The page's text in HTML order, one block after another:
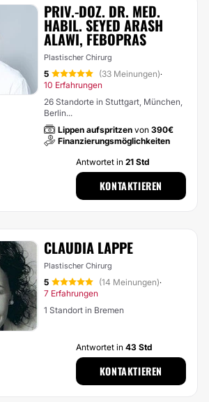
PRIV.-DOZ. DR. MED.
HABIL. SEYED ARASH
ALAWI, FEBOPRAS
Plastischer Chirurg
5 (33 Meinungen)·
10 Erfahrungen
26 Standorte in Stuttgart, München,
Berlin...
Lippen aufspritzen von 390€
Finanzierungsmöglichkeiten
Antwortet in 21 Std
KONTAKTIEREN
CLAUDIA LAPPE
Plastischer Chirurg
5 (14 Meinungen)·
7 Erfahrungen
1 Standort in Bremen
Antwortet in 43 Std
KONTAKTIEREN